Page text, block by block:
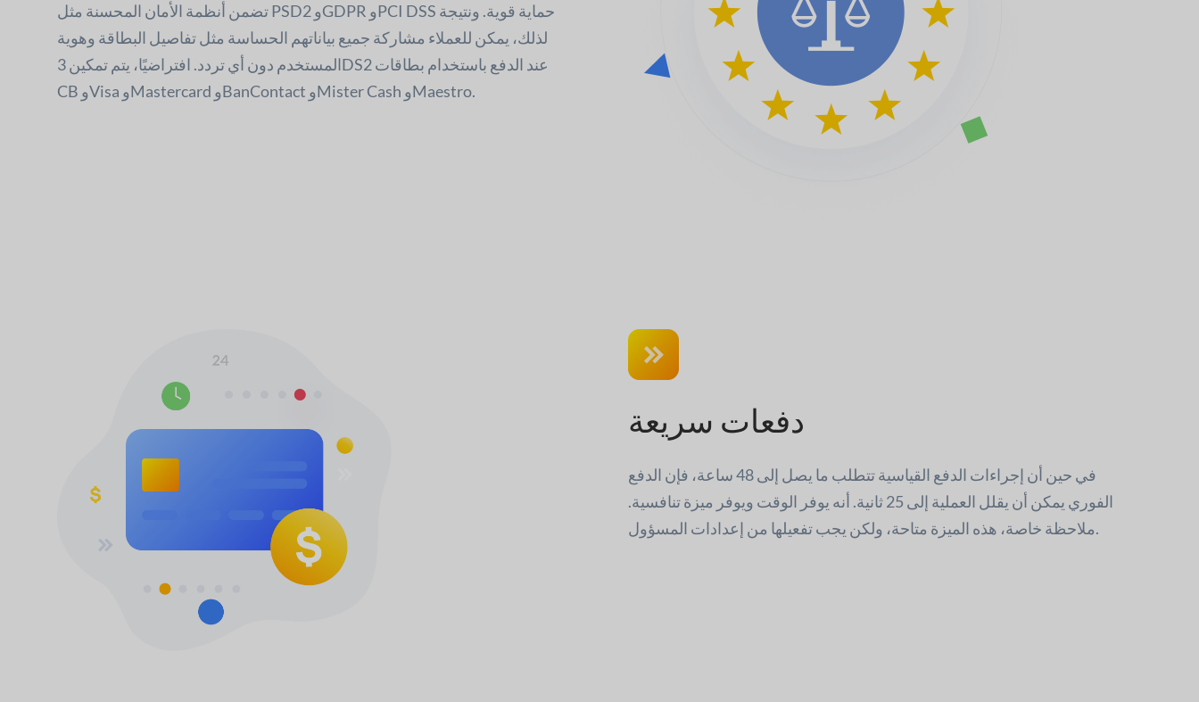
تضمن أنظمة الأمان المحسنة مثل PSD2 وGDPR وPCI DSS حماية قوية. ونتيجة
لذلك، يمكن للعملاء مشاركة جميع بياناتهم الحساسة مثل تفاصيل البطاقة وهوية
المستخدم دون أي تردد. افتراضيًا، يتم تمكين 3DS2 عند الدفع باستخدام بطاقات
CB وVisa وMastercard وBanContact وMister Cash وMaestro.
دفعات سريعة
في حين أن إجراءات الدفع القياسية تتطلب ما يصل إلى 48 ساعة، فإن الدفع
الفوري يمكن أن يقلل العملية إلى 25 ثانية. أنه يوفر الوقت ويوفر ميزة تنافسية.
ملاحظة خاصة، هذه الميزة متاحة، ولكن يجب تفعيلها من إعدادات المسؤول.